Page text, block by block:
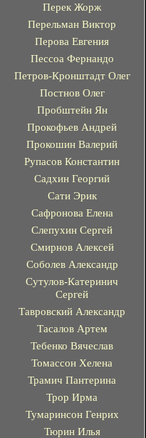
Перек Жорж
Перельман Виктор
Перова Евгения
Пессоа Фернандо
Петров-Кронштадт Олег
Постнов Олег
Пробштейн Ян
Прокофьев Андрей
Прокошин Валерий
Рупасов Константин
Садхин Георгий
Сати Эрик
Сафронова Елена
Слепухин Сергей
Смирнов Алексей
Соболев Александр
Сутулов-Катеринич
Сергей
Тавровский Александр
Тасалов Артем
Тебенко Вячеслав
Томассон Хелена
Трамич Пантерина
Трор Ирма
Тумаринсон Генрих
Тюрин Илья